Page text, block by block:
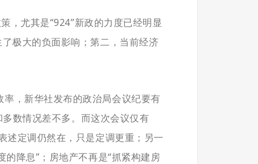
，尤其是“924”新政的力度已经明显
极大的负面影响；第二，当前经济
，新华社发布的政治局会议纪要有
数情况差不多。而这次会议仅有
定调仍然在，只是定调更重； 另一
降息”；房地产不再是“抓紧构建房